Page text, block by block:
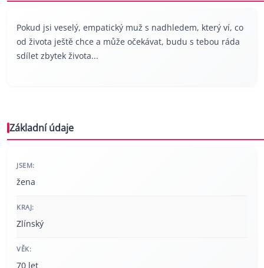
Pokud jsi veselý, empatický muž s nadhledem, který ví, co
od života ještě chce a může očekávat, budu s tebou ráda
sdílet zbytek života...
Základní údaje
JSEM:
žena
KRAJ:
Zlínský
VĚK:
70 let